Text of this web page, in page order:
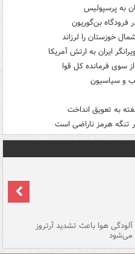
به پرسپولیس
بن‌گوریون
ایران به ارتش آمریکا
سوی فرمانده کل قوا
و سیاسیون
تنگه هرمز ناراضی است
آلودگی هوا باعث تشدید آرتروز
می‌شود